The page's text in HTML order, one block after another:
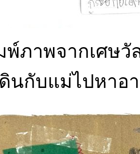
ภาพจากเศษวั
นกับแม่ไปหาอ